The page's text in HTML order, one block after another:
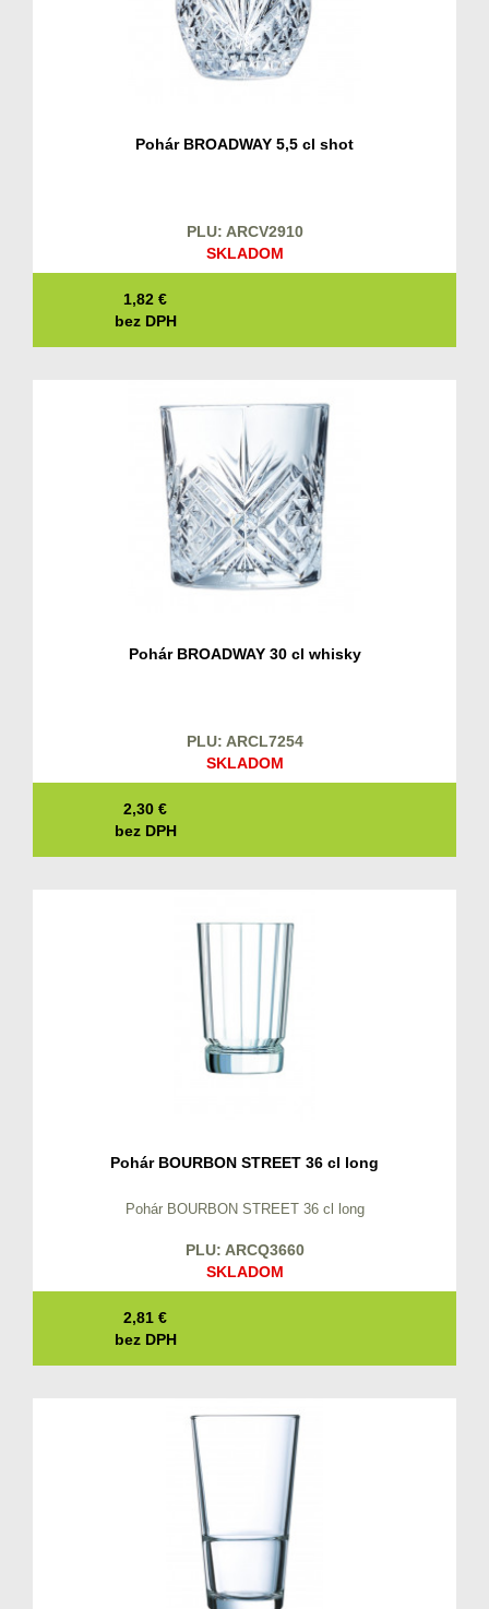
Pohár BROADWAY 5,5 cl shot
PLU: ARCV2910
SKLADOM
1,82 €
bez DPH
Pohár BROADWAY 30 cl whisky
PLU: ARCL7254
SKLADOM
2,30 €
bez DPH
Pohár BOURBON STREET 36 cl long
Pohár BOURBON STREET 36 cl long
PLU: ARCQ3660
SKLADOM
2,81 €
bez DPH